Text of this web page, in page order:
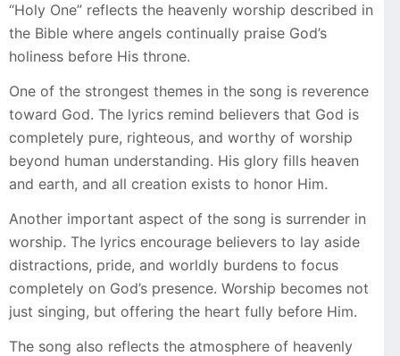
“Holy One” reflects the heavenly worship described in
the Bible where angels continually praise God’s
holiness before His throne.
One of the strongest themes in the song is reverence
toward God. The lyrics remind believers that God is
completely pure, righteous, and worthy of worship
beyond human understanding. His glory fills heaven
and earth, and all creation exists to honor Him.
Another important aspect of the song is surrender in
worship. The lyrics encourage believers to lay aside
distractions, pride, and worldly burdens to focus
completely on God’s presence. Worship becomes not
just singing, but offering the heart fully before Him.
The song also reflects the atmosphere of heavenly